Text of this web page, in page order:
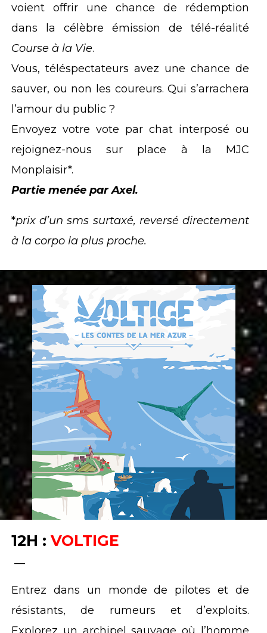
voient offrir une chance de rédemption
dans la célèbre émission de télé-réalité
Course à la Vie.
Vous, téléspectateurs avez une chance de
sauver, ou non les coureurs. Qui s’arrachera
l’amour du public ?
Envoyez votre vote par chat interposé ou
rejoignez-nous sur place à la MJC
Monplaisir*.
Partie menée par Axel.
*prix d’un sms surtaxé, reversé directement
à la corpo la plus proche.
12H : VOLTIGE
__
Entrez dans un monde de pilotes et de
résistants, de rumeurs et d’exploits.